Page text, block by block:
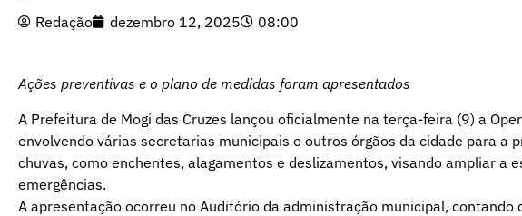
Redação dezembro 12, 2025 08:00
Ações preventivas e o plano de medidas foram apresentados
A Prefeitura de Mogi das Cruzes lançou oficialmente na terça-feira (9) a
envolvendo várias secretarias municipais e outros órgãos da cidade para a
chuvas, como enchentes, alagamentos e deslizamentos, visando ampliar a
emergências.
A apresentação ocorreu no Auditório da administração municipal, contando